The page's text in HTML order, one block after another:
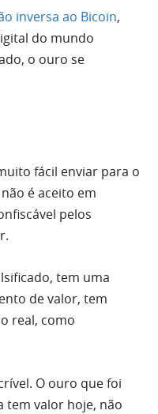
inversa ao Bicoin,
do mundo
o ouro se
fácil enviar para o
é aceito em
pelos
tem uma
de valor, tem
real, como
O ouro que foi
tem valor hoje, não